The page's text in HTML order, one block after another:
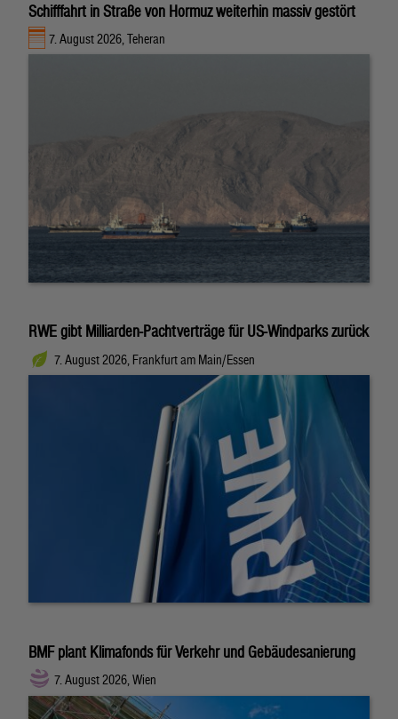
Schifffahrt in Straße von Hormuz weiterhin massiv gestört
7. August 2026, Teheran
RWE gibt Milliarden-Pachtverträge für US-Windparks zurück
7. August 2026, Frankfurt am Main/Essen
BMF plant Klimafonds für Verkehr und Gebäudesanierung
7. August 2026, Wien